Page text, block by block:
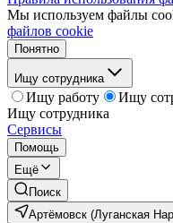
Мы используем файлы
файлов cookie
Понятно
Ищу сотрудника
Ищу работу
Ищу
Ищу сотрудника
Сервисы
Помощь
Ещё
Поиск
Артёмовск (Луганская